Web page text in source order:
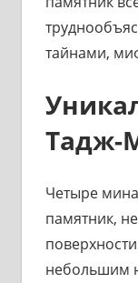
тайнами,
Тадж-
Четыре
памятник,
небольшим